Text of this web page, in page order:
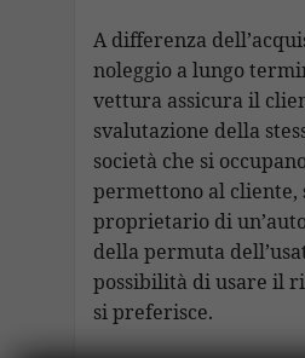
A differenza
noleggio a lungo
vettura assicura il
svalutazione della
società che si
permettono al cliente,
proprietario di
della permuta
possibilità di usare il
si preferisce.